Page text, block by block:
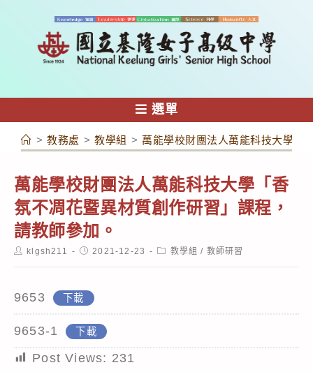
容
選單
> 教務處 > 教學組 > 萬能學校財團法人萬能科技大學「
萬能學校財團法人萬能科技大學「香
氛不凋花暨異材質創作研習」課程，
請教師參加。
Postklgsh211
Post2021-12-23
Post教學組 / 教師研習
9653 下載
9653-1 下載
Post Views: 231